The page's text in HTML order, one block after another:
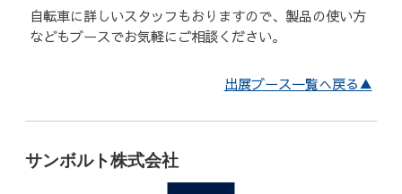
自転車に詳しいスタッフもおりますので、製品の使い方
などもブースでお気軽にご相談ください。
出展ブース一覧へ戻る▲
サンボルト株式会社